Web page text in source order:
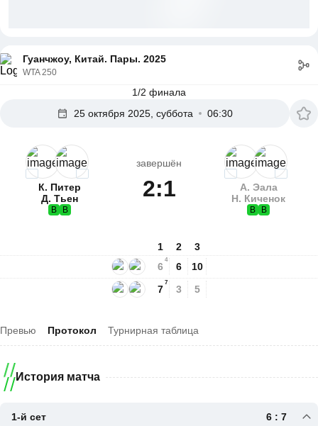
Гуанчжоу, Китай. Пары. 2025
WTA 250
1/2 финала
25 октября 2025, суббота
06:30
К. Питер
Д. Тьен
В В
завершён
2:1
А. Эала
Н. Киченок
В В
1
6
4
7
7
2
6
3
3
10
5
Превью Протокол Турнирная таблица
История матча
1-й сет 6 : 7